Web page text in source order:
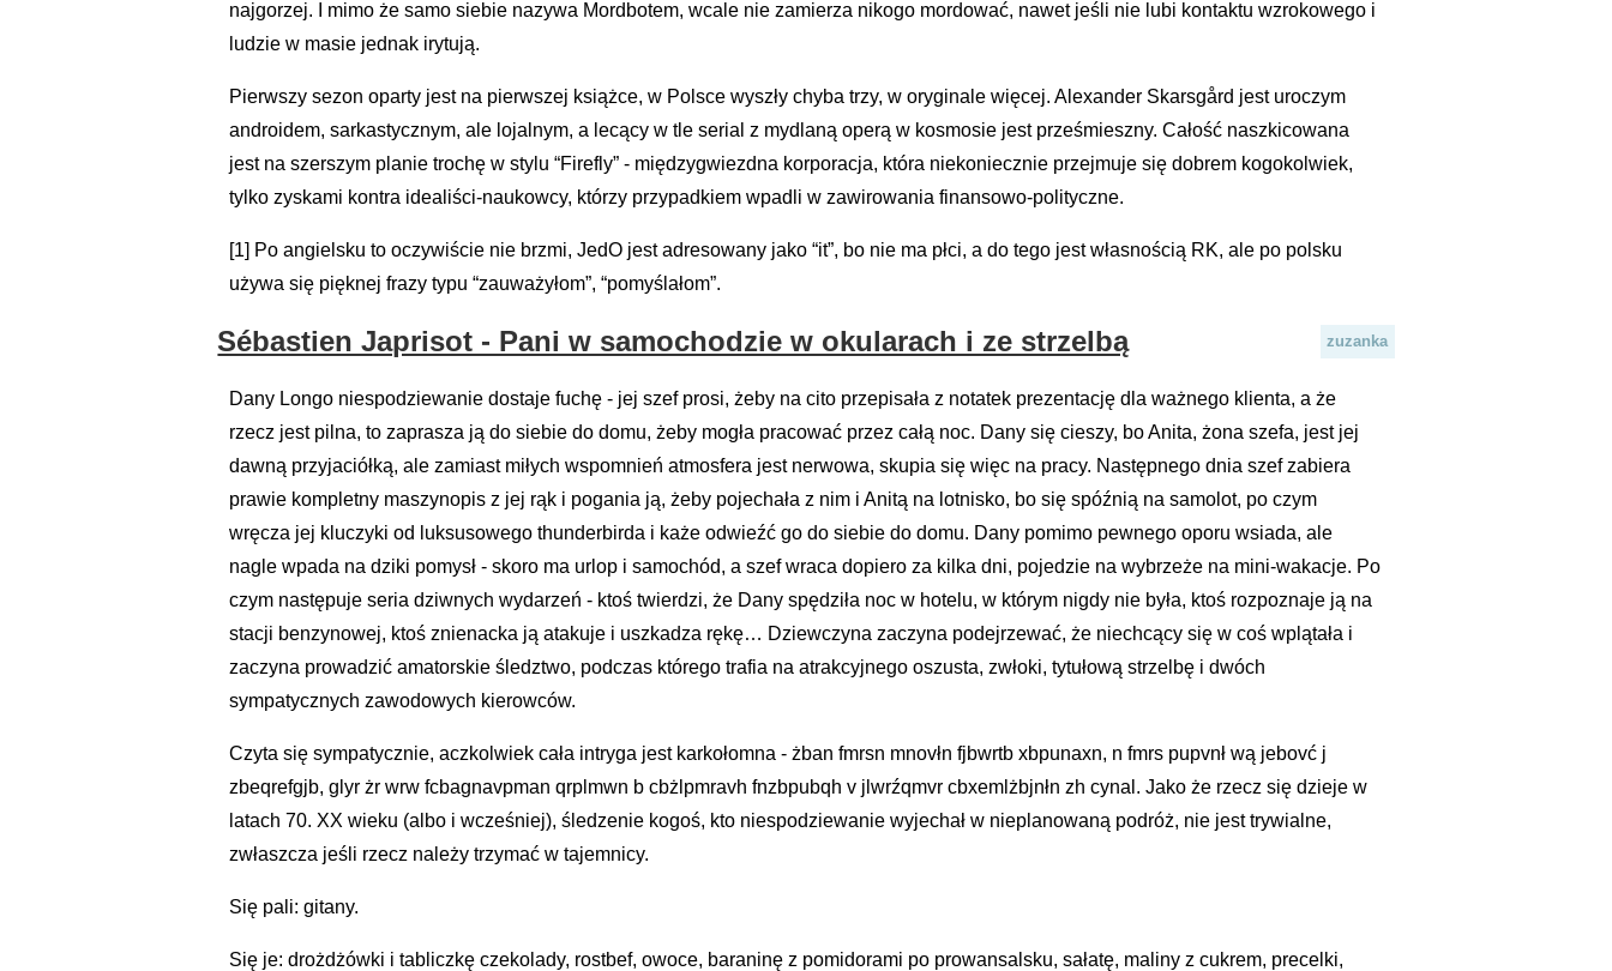
najgorzej. I mimo że samo siebie nazywa Mordbotem, wcale nie zamierza nikogo mordować, nawet jeśli nie lubi kontaktu wzrokowego i
ludzie w masie jednak irytują.
Pierwszy sezon oparty jest na pierwszej książce, w Polsce wyszły chyba trzy, w oryginale więcej. Alexander Skarsgård jest uroczym
androidem, sarkastycznym, ale lojalnym, a lecący w tle serial z mydlaną operą w kosmosie jest prześmieszny. Całość naszkicowana
jest na szerszym planie trochę w stylu “Firefly” - międzygwiezdna korporacja, która niekoniecznie przejmuje się dobrem kogokolwiek,
tylko zyskami kontra idealiści-naukowcy, którzy przypadkiem wpadli w zawirowania finansowo-polityczne.
[1] Po angielsku to oczywiście nie brzmi, JedO jest adresowany jako “it”, bo nie ma płci, a do tego jest własnością RK, ale po polsku
używa się pięknej frazy typu “zauważyłom”, “pomyślałom”.
zuzanka
Sébastien Japrisot - Pani w samochodzie w okularach i ze strzelbą
Dany Longo niespodziewanie dostaje fuchę - jej szef prosi, żeby na cito przepisała z notatek prezentację dla ważnego klienta, a że
rzecz jest pilna, to zaprasza ją do siebie do domu, żeby mogła pracować przez całą noc. Dany się cieszy, bo Anita, żona szefa, jest jej
dawną przyjaciółką, ale zamiast miłych wspomnień atmosfera jest nerwowa, skupia się więc na pracy. Następnego dnia szef zabiera
prawie kompletny maszynopis z jej rąk i pogania ją, żeby pojechała z nim i Anitą na lotnisko, bo się spóźnią na samolot, po czym
wręcza jej kluczyki od luksusowego thunderbirda i każe odwieźć go do siebie do domu. Dany pomimo pewnego oporu wsiada, ale
nagle wpada na dziki pomysł - skoro ma urlop i samochód, a szef wraca dopiero za kilka dni, pojedzie na wybrzeże na mini-wakacje. Po
czym następuje seria dziwnych wydarzeń - ktoś twierdzi, że Dany spędziła noc w hotelu, w którym nigdy nie była, ktoś rozpoznaje ją na
stacji benzynowej, ktoś znienacka ją atakuje i uszkadza rękę… Dziewczyna zaczyna podejrzewać, że niechcący się w coś wplątała i
zaczyna prowadzić amatorskie śledztwo, podczas którego trafia na atrakcyjnego oszusta, zwłoki, tytułową strzelbę i dwóch
sympatycznych zawodowych kierowców.
Czyta się sympatycznie, aczkolwiek cała intryga jest karkołomna - żban fmrsn mnovłn fjbwrtb xbpunaxn, n fmrs pupvnł wą jebovć j
zbeqrefgjb, glyr żr wrw fcbagnavpman qrplmwn b cbżlpmravh fnzbpubqh v jlwrźqmvr cbxemlżbjnłn zh cynal. Jako że rzecz się dzieje w
latach 70. XX wieku (albo i wcześniej), śledzenie kogoś, kto niespodziewanie wyjechał w nieplanowaną podróż, nie jest trywialne,
zwłaszcza jeśli rzecz należy trzymać w tajemnicy.
Się pali: gitany.
Się je: drożdżówki i tabliczkę czekolady, rostbef, owoce, baraninę z pomidorami po prowansalsku, sałatę, maliny z cukrem, precelki,